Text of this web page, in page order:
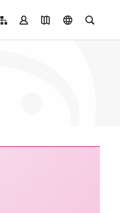
網站導覽會員登入地圖導覽language全文檢